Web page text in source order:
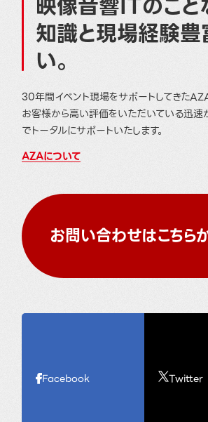
知識と現場経験豊
い。
30年間イベント現場をサポートしてきた
お客様から高い評価をいただいている迅速
でトータルにサポートいたします。
AZAについて
お問い合わせはこちら
Facebook Twitter